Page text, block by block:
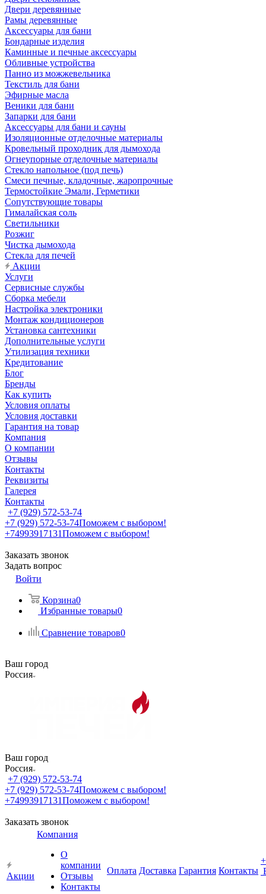
Двери деревянные
Рамы деревянные
Аксессуары для бани
Бондарные изделия
Каминные и печные аксессуары
Обливные устройства
Панно из можжевельника
Текстиль для бани
Эфирные масла
Веники для бани
Запарки для бани
Аксессуары для бани и сауны
Изоляционные отделочные материалы
Кровельный проходник для дымохода
Огнеупорные отделочные материалы
Стекло напольное (под печь)
Смеси печные, кладочные, жаропрочные
Термостойкие Эмали, Герметики
Сопутствующие товары
Гималайская соль
Светильники
Розжиг
Чистка дымохода
Стекла для печей
Акции
Услуги
Сервисные службы
Сборка мебели
Настройка электроники
Монтаж кондиционеров
Установка сантехники
Дополнительные услуги
Утилизация техники
Кредитование
Блог
Бренды
Как купить
Условия оплаты
Условия доставки
Гарантия на товар
Компания
О компании
Отзывы
Контакты
Реквизиты
Галерея
Контакты
+7 (929) 572-53-74
+7 (929) 572-53-74Поможем с выбором!
+74993917131Поможем с выбором!
Заказать звонок
Задать вопрос
Войти
Корзина0
Избранные товары0
Сравнение товаров0
Ваш город
Россия
Ваш город
Россия
+7 (929) 572-53-74
+7 (929) 572-53-74Поможем с выбором!
+74993917131Поможем с выбором!
Заказать звонок
Акции
Компания
О
компании
Отзывы
Контакты
Оплата Доставка Гарантия Контакты
+